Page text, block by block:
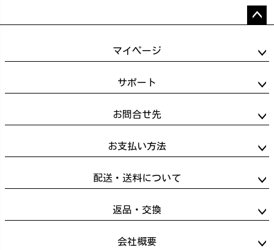
ップ
マイページ
サポート
お問合せ先
お支払い方法
配送・送料について
返品・交換
会社概要